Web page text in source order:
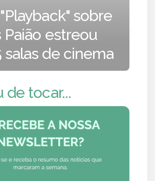
sobre
Paião estreou
salas de cinema
de tocar...